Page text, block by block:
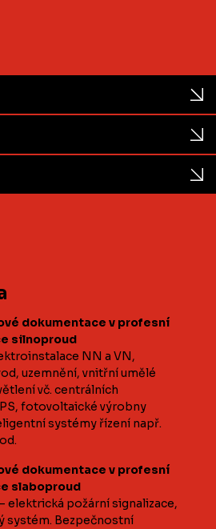
dokumentace v profesní
silnoproud
NN a VN,
uzemnění, vnitřní umělé
vč. centrálních
fotovoltaické výrobny
systémy řízení např.
dokumentace v profesní
slaboproud
elektrická požární signalizace,
systém. Bezpečnostní